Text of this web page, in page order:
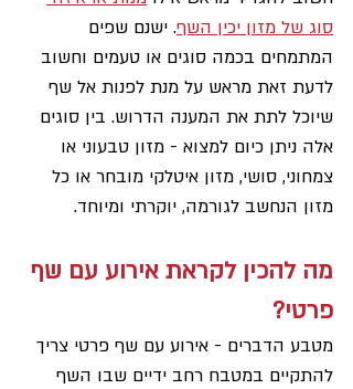
סוג של מזון יכין השף. ישנם שפים
המתמחים בכמה סוגים או טעמים וחשוב
לדעת זאת מראש על מנת לפנות אל שף
שיוכל לתת את המענה הדרוש. בין סוגים
אלה ניתן כיום למצוא - מזון טבעוני או
צמחוני, סושי, מזון איטלקי מובחר או כל
מזון הנחשב לגורמה, יוקרתי ומיוחד.
מה להכין לקראת אירוע עם שף
פרטי?
מטבע הדברים - אירוע עם שף פרטי צריך
להתקיים במטבח רחב ידיים שבו השף